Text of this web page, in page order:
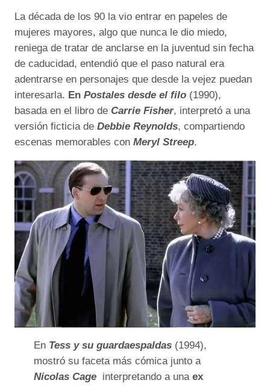
La década de los 90 la vio entrar en papeles de
mujeres mayores, algo que nunca le dio miedo,
reniega de tratar de anclarse en la juventud sin fecha
de caducidad, entendió que el paso natural era
adentrarse en personajes que desde la vejez puedan
interesarla. En Postales desde el filo (1990),
basada en el libro de Carrie Fisher, interpretó a una
versión ficticia de Debbie Reynolds, compartiendo
escenas memorables con Meryl Streep.
En Tess y su guardaespaldas (1994),
mostró su faceta más cómica junto a
Nicolas Cage interpretando a una ex